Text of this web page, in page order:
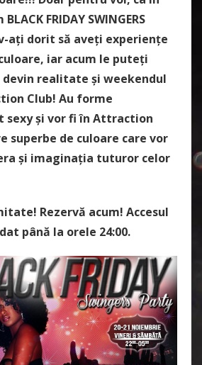
FRIDAY SWINGERS
ați dorit să aveți experiențe
iar acum le puteți
devin realitate și weekendul
Club! Au forme
sexy și vor fi în Attraction
superbe de culoare care vor
și imaginația tuturor celor
Rezervă acum! Accesul
până la orele 24:00.